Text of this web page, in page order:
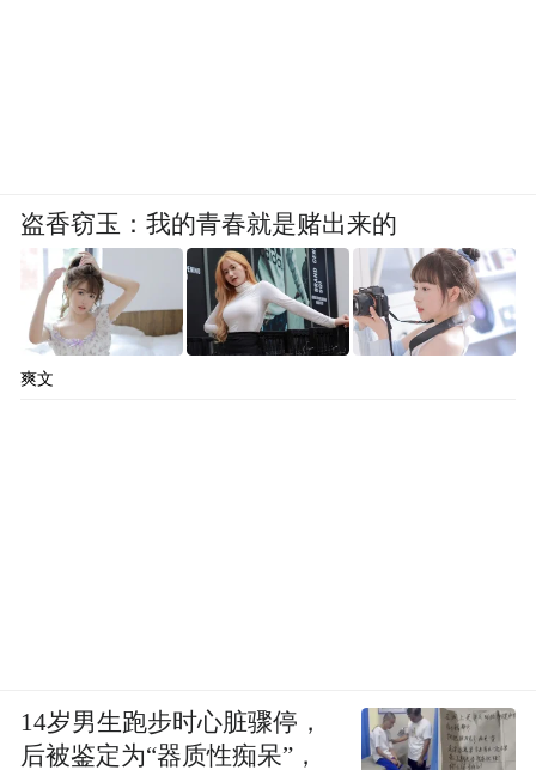
盗香窃玉：我的青春就是赌出来的
爽文
14岁男生跑步时心脏骤停，
后被鉴定为“器质性痴呆”，